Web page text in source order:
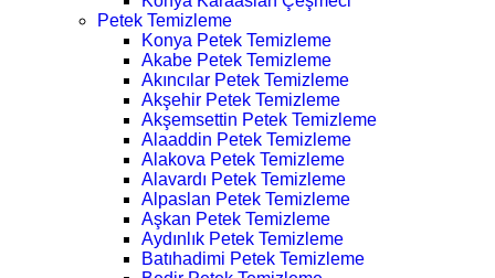
Petek Temizleme
Konya Petek Temizleme
Akabe Petek Temizleme
Akıncılar Petek Temizleme
Akşehir Petek Temizleme
Akşemsettin Petek Temizleme
Alaaddin Petek Temizleme
Alakova Petek Temizleme
Alavardı Petek Temizleme
Alpaslan Petek Temizleme
Aşkan Petek Temizleme
Aydınlık Petek Temizleme
Batıhadimi Petek Temizleme